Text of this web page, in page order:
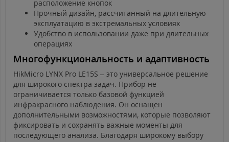
расположение кнопок
Прочный дизайн, рассчитанный на длительную
эксплуатацию в экстремальных условиях
Удобство в использовании даже при длительных
операциях
Многофункциональность и адаптивность
HikMicro LYNX Pro LE15S – это универсальное решение
для широкого спектра задач. Прибор не
ограничивается только базовой функцией
инфракрасного наблюдения. Он оснащен
дополнительными возможностями, которые позволяют
фиксировать и сохранять важные моменты для
последующего анализа. Благодаря широкому выбору